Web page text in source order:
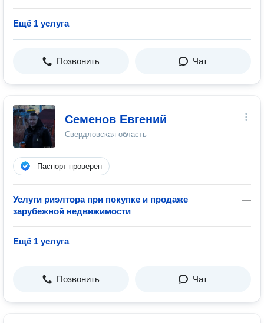
Ещё 1 услуга
Позвонить Чат
Семенов Евгений
Свердловская область
Паспорт проверен
Услуги риэлтора при покупке и продаже
зарубежной недвижимости
—
Ещё 1 услуга
Позвонить Чат